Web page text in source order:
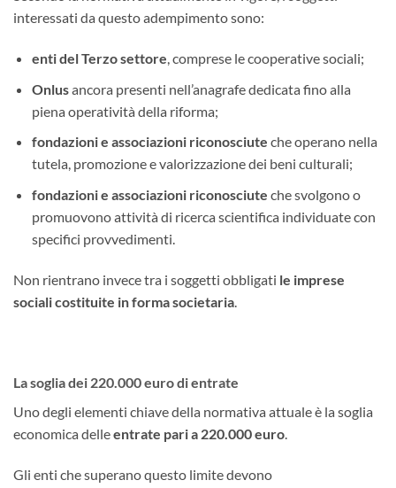
interessati da questo adempimento sono:
enti del Terzo settore, comprese le cooperative sociali;
Onlusancora presenti nell’anagrafe dedicata fino alla
piena operatività della riforma;
fondazioni e associazioni riconosciute che operano nella
tutela, promozione e valorizzazione dei beni culturali;
fondazioni e associazioni riconosciute che svolgono o
promuovono attività di ricerca scientifica individuate con
specifici provvedimenti.
Non rientrano invece tra i soggetti obbligati le imprese
sociali costituite in forma societaria
La soglia dei 220.000 euro di entrate
Uno degli elementi chiave della normativa attuale è la soglia
economica delleentrate pari a 220.000 euro.
Gli enti che superano questo limite devono